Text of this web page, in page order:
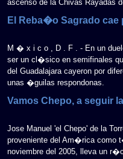
ascenso de la Chivas Rayadas
El Reba�o Sagrado
M � x i c o , D . F . - En un
ser un cl�sico en semifinales
del Guadalajara cayeron por
unas �guilas respondonas.
Vamos Chepo, a seguir
Jose Manuel 'el Chepo' de la
proveniente del Am�rica como
noviembre del 2005, lleva un